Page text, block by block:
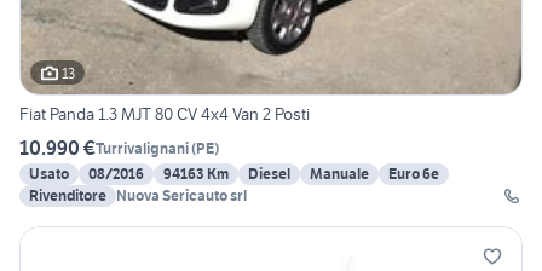
13
Fiat Panda 1.3 MJT 80 CV 4x4 Van 2 Posti
10.990 €Turrivalignani(PE)
Usato
08/2016 94163 Km Diesel Manuale
Euro 6e
Rivenditore Nuova Sericauto srl